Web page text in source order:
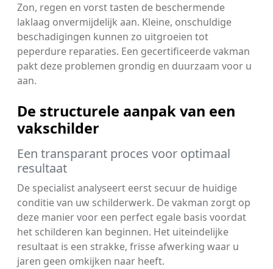
Zon, regen en vorst tasten de beschermende
laklaag onvermijdelijk aan. Kleine, onschuldige
beschadigingen kunnen zo uitgroeien tot
peperdure reparaties. Een gecertificeerde vakman
pakt deze problemen grondig en duurzaam voor u
aan.
De structurele aanpak van een
vakschilder
Een transparant proces voor optimaal
resultaat
De specialist analyseert eerst secuur de huidige
conditie van uw schilderwerk. De vakman zorgt op
deze manier voor een perfect egale basis voordat
het schilderen kan beginnen. Het uiteindelijke
resultaat is een strakke, frisse afwerking waar u
jaren geen omkijken naar heeft.